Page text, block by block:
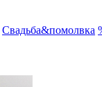
Свадьба&помолвка